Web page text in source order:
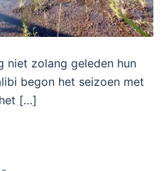
niet zolang geleden hun
begon het seizoen met
[…]